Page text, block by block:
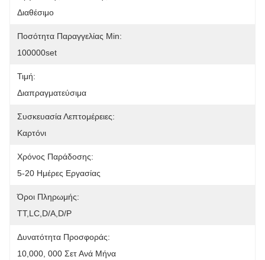
Διαθέσιμο
Ποσότητα Παραγγελίας Min:
100000set
Τιμή:
Διαπραγματεύσιμα
Συσκευασία Λεπτομέρειες:
Καρτόνι
Χρόνος Παράδοσης:
5-20 Ημέρες Εργασίας
Όροι Πληρωμής:
ΤΤ,LC,D/A,D/P
Δυνατότητα Προσφοράς:
10,000, 000 Σετ Ανά Μήνα